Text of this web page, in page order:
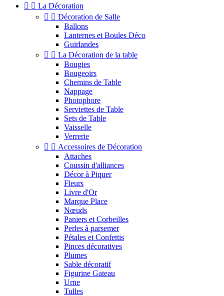
  La Décoration
  Décoration de Salle
Ballons
Lanternes et Boules Déco
Guirlandes
  La Décoration de la table
Bougies
Bougeoirs
Chemins de Table
Nappage
Photophore
Serviettes de Table
Sets de Table
Vaisselle
Verrerie
  Accessoires de Décoration
Attaches
Coussin d'alliances
Décor à Piquer
Fleurs
Livre d'Or
Marque Place
Nœuds
Paniers et Corbeilles
Perles à parsemer
Pétales et Confettis
Pinces décoratives
Plumes
Sable décoratif
Figurine Gateau
Urne
Tulles